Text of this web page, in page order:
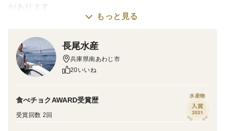
があります。
お蔭をもちまして、令和2年の発売開始以来、お客様の
本当にありがたく感謝の気持ちでいっぱいでございま
す。
日本一潮流の早い鳴門海峡の潮通しの良い場所で養殖し
ています。
もっと見る
長尾水産
兵庫県南あわじ市
20いいね
食べチョクAWARD受賞歴
受賞回数 2回
水産物